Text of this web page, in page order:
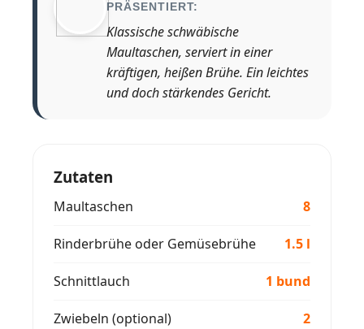
PRÄSENTIERT:
Klassische schwäbische
Maultaschen, serviert in einer
kräftigen, heißen Brühe. Ein leichtes
und doch stärkendes Gericht.
Zutaten
Maultaschen 8
Rinderbrühe oder Gemüsebrühe 1.5 l
Schnittlauch 1 bund
Zwiebeln (optional) 2